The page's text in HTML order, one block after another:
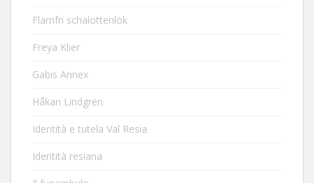
Flarnfri schalottenlök
Freya Klier
Gabis Annex
Håkan Lindgren
Identità e tutela Val Resia
Identità resiana